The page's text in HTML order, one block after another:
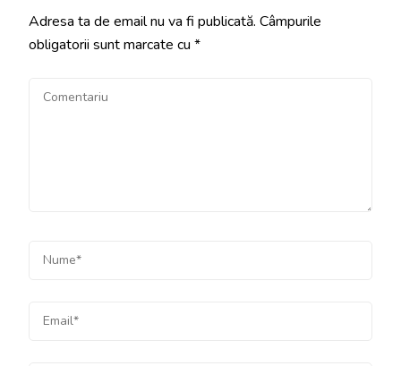
Adresa ta de email nu va fi publicată. Câmpurile
obligatorii sunt marcate cu *